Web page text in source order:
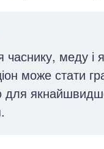
часнику, меду і
може стати
для